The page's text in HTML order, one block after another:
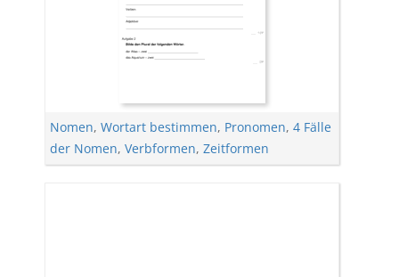
Nomen, Wortart bestimmen, Pronomen, 4 Fälle
der Nomen, Verbformen, Zeitformen